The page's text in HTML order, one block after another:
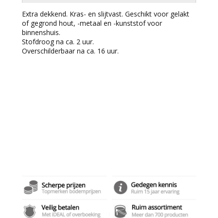
Extra dekkend. Kras- en slijtvast. Geschikt voor gelakt
of gegrond hout, -metaal en -kunststof voor
binnenshuis.
Stofdroog na ca. 2 uur.
Overschilderbaar na ca. 16 uur.